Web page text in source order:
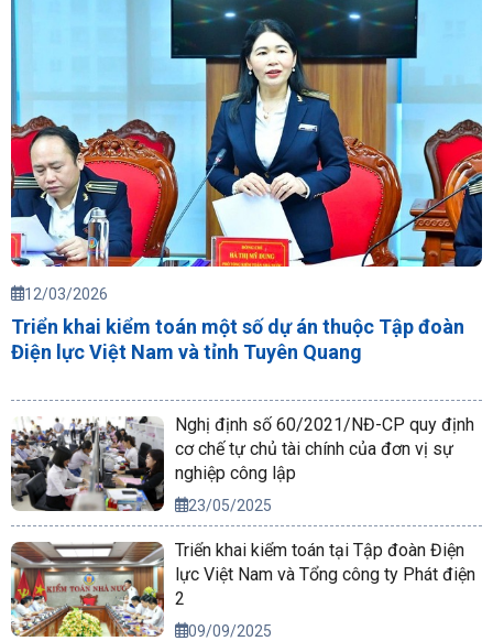
12/03/2026
Triển khai kiểm toán một số dự án thuộc Tập đoàn
Điện lực Việt Nam và tỉnh Tuyên Quang
Nghị định số 60/2021/NĐ-CP quy định
cơ chế tự chủ tài chính của đơn vị sự
nghiệp công lập
23/05/2025
Triển khai kiểm toán tại Tập đoàn Điện
lực Việt Nam và Tổng công ty Phát điện
2
09/09/2025